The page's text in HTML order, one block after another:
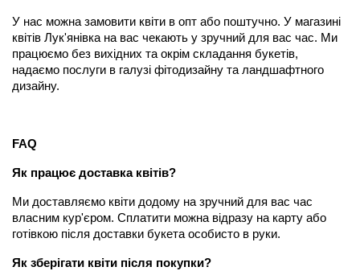
У нас можна замовити квіти в опт або поштучно. У магазині
квітів Лук'янівка на вас чекають у зручний для вас час. Ми
працюємо без вихідних та окрім складання букетів,
надаємо послуги в галузі фітодизайну та ландшафтного
дизайну.
FAQ
Як працює доставка квітів?
Ми доставляємо квіти додому на зручний для вас час
власним кур'єром. Сплатити можна відразу на карту або
готівкою після доставки букета особисто в руки.
Як зберігати квіти після покупки?